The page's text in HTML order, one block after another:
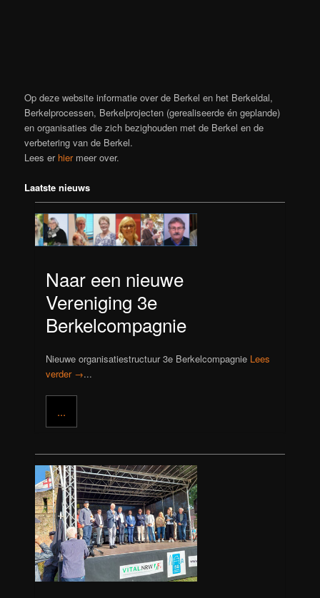
Op deze website informatie over de Berkel en het Berkeldal,
Berkelprocessen, Berkelprojecten (gerealiseerde én geplande)
en organisaties die zich bezighouden met de Berkel en de
verbetering van de Berkel.
Lees er hiermeer over.
Laatste nieuws
Naar een nieuwe
Vereniging 3e
Berkelcompagnie
Nieuwe organisatiestructuur 3e Berkelcompagnie Lees
verder →...
...